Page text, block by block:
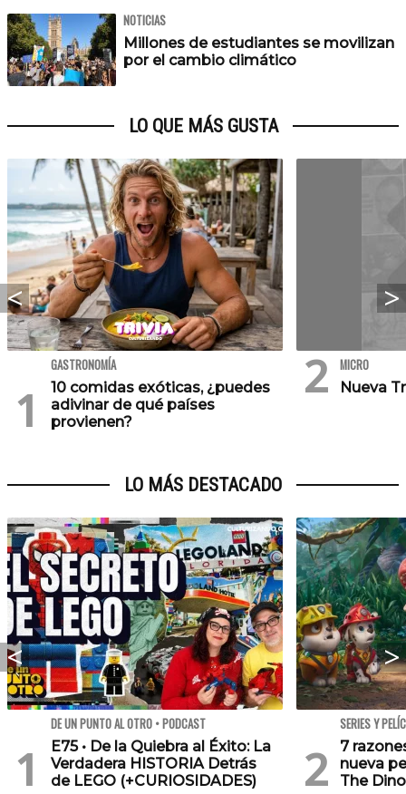
NOTICIAS
Millones de estudiantes se movilizan
por el cambio climático
LO QUE MÁS GUSTA
GASTRONOMÍA
10 comidas exóticas, ¿puedes
adivinar de qué países
provienen?
MICRO
Nueva
LO MÁS DESTACADO
DE UN PUNTO AL OTRO • PODCAST
E75 • De la Quiebra al Éxito: La
Verdadera HISTORIA Detrás
de LEGO (+CURIOSIDADES)
SERIES Y
7
nueva
The